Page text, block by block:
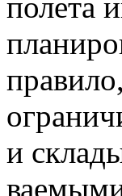
правило,
и